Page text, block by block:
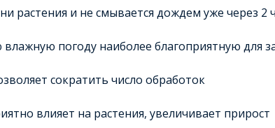
растения и не смывается дождем уже через 2
погоду наиболее благоприятную для
сократить число обработок
влияет на растения, увеличивает прирост